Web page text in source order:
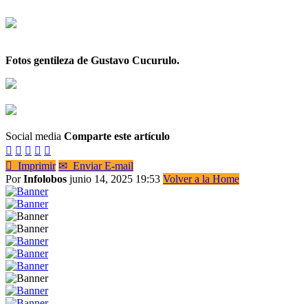
Fotos gentileza de Gustavo Cucurulo.
Social media Comparte este artículo
    
 Imprimir ✉ Enviar E-mail
PorInfolobos junio 14, 2025 19:53 Volver a la Home